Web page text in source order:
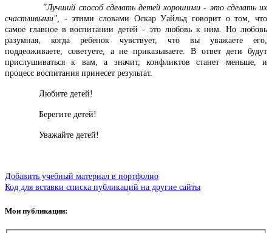
"Лучший способ сделать детей хорошими - это сделать их
счастливыми", -этими словами Оскар Уайльд говорит о том, что
самое главное в воспитании детей - это любовь к ним. Но любовь
разумная, когда ребенок чувствует, что вы уважаете его,
поддеоживаете, советуете, а не приказываете. В ответ дети будут
прислушиваться к вам, а значит, конфликтов станет меньше, и
процесс воспитания принесет результат.
Любите детей!
Берегите детей!
Уважайте детей!
Добавить учебный материал в портфолио
Код для вставки списка публикаций на другие сайты
Мои публикации: